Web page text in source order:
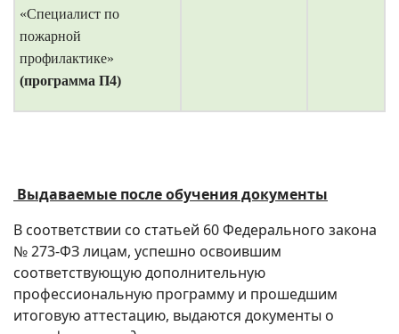
«Специалист по
пожарной
профилактике»
(программа П4)
Выдаваемые после обучения документы
В соответствии со статьей 60 Федерального закона
№ 273-ФЗ лицам, успешно освоившим
соответствующую дополнительную
профессиональную программу и прошедшим
итоговую аттестацию, выдаются документы о